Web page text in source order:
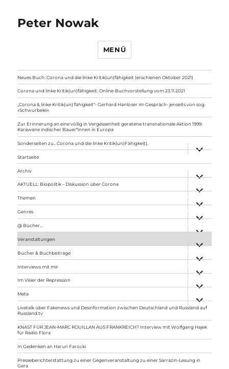
Peter Nowak
MENÜ
Neues Buch: Corona und die linke Kritik(un)fähigkeit (erschienen Oktober 2021)
Corona und linke Kritik(un)fähigkeit. Online-Buchvorstellung vom 23.11.2021
„Corona & linke Kritik(un) fähigkeit“- Gerhard Hanloser im Gespräch- jenseits von sog.
»Schwurbelei«
Zur Erinnerung an eine völlig in Vergessenheit geratene transnationale Aktion 1999:
Karawane indischer Bauer*innen in Europa
Sonderseiten zu…Corona und die linke Kritik(un)Fähigkeit).
anzeigen
Startseite
Archiv
anzeigen
AKTUELL: Biopolitik – Diskussion über Corona
anzeigen
Themen
anzeigen
Genres
anzeigen
@ Bücher…
Veranstaltungen
anzeigen
Bücher & Buchbeiträge
anzeigen
Interviews mit mir
anzeigen
Im Visier der Repression
anzeigen
Meta
anzeigen
Livetalk über Fakenews und Desinformation zwischen Deutschland und Russland auf
Russland.tv
KNAST FÜR JEAN-MARC ROUILLAN AUS FRANKREICH? Interview mit Wolfgang Hajek
für Radio Flora
In Gedenken an Harun Farocki
Presseberichterstattung zu einer Gegenveranstaltung zu einer Sarrazin-Lesung in
Gera